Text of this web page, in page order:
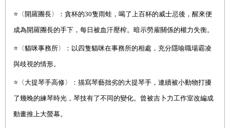
⭐ 〈開羅團長〉：貪杯的30隻雨蛙，喝了上百杯的威士忌後，醒來便
成為開羅團長的手下，每日被血汗壓榨。暗示勞雇關係的權力失衡。
⭐ 〈貓咪事務所〉：以四隻貓咪在事務所的相處，充分隱喻職場霸凌
與歧視的情形。
⭐ 〈大提琴手高修〉：描寫琴藝拙劣的大提琴手，連續被小動物打擾
了幾晚的練琴時光，琴技有了不同的變化。曾被吉卜力工作室改編成
動畫推上大螢幕。